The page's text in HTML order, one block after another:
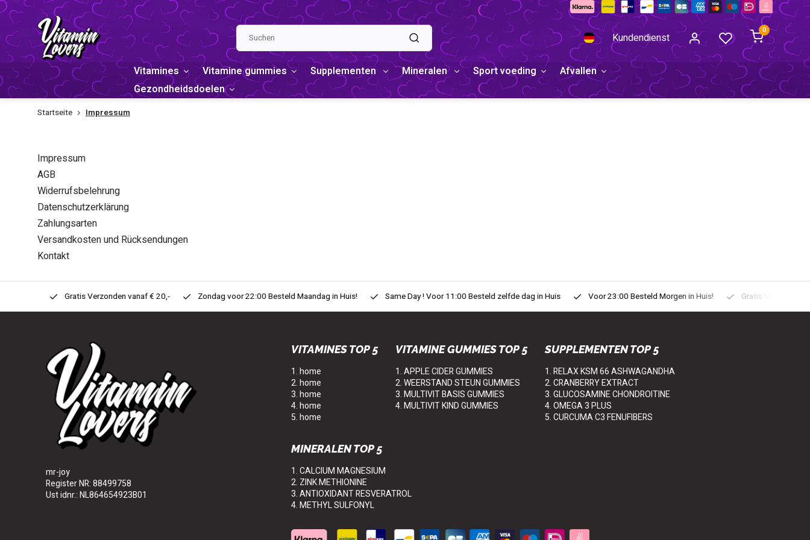
Kundendienst
0
Vitamines Vitamine gummies Supplementen Mineralen Sport voeding
Afvallen
Gezondheidsdoelen
Startseite Impressum
Impressum
AGB
Widerrufsbelehrung
Datenschutzerklärung
Zahlungsarten
Versandkosten und Rücksendungen
Kontakt
Gratis Verzonden vanaf € 20,- Zondag voor 22:00 Besteld Maandag in Huis! Same Day ! Voor 11:00 Besteld zelfde dag in Huis Voor 23:00 Besteld Morgen in Huis! Gratis Verzonden
mr-joy
Register NR: 88499758
Ust idnr.: NL864654923B01
VITAMINES TOP 5
1. home
2. home
3. home
4. home
5. home
VITAMINE GUMMIES TOP 5
1. APPLE CIDER GUMMIES
2. WEERSTAND STEUN GUMMIES
3. MULTIVIT BASIS GUMMIES
4. MULTIVIT KIND GUMMIES
SUPPLEMENTEN TOP 5
1. RELAX KSM 66 ASHWAGANDHA
2. CRANBERRY EXTRACT
3. GLUCOSAMINE CHONDROITINE
4. OMEGA 3 PLUS
5. CURCUMA C3 FENUFIBERS
MINERALEN TOP 5
1. CALCIUM MAGNESIUM
2. ZINK METHIONINE
3. ANTIOXIDANT RESVERATROL
4. METHYL SULFONYL